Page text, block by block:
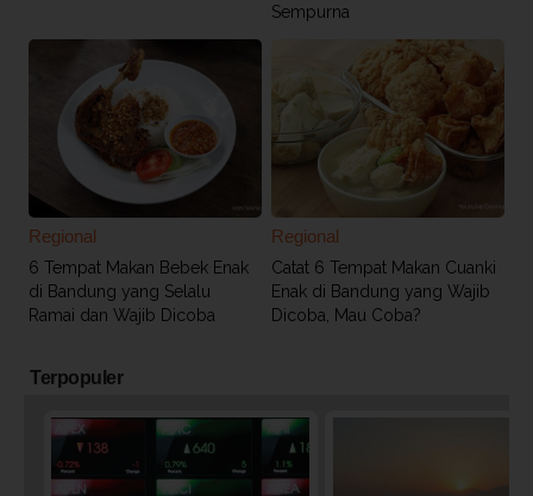
Sempurna
Regional
6 Tempat Makan Bebek Enak
di Bandung yang Selalu
Ramai dan Wajib Dicoba
Regional
Catat 6 Tempat Makan Cuanki
Enak di Bandung yang Wajib
Dicoba, Mau Coba?
Terpopuler